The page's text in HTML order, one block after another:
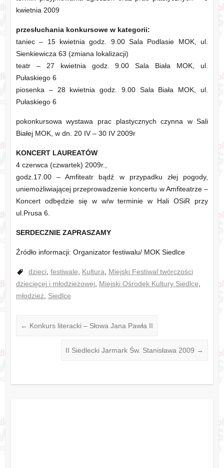
kwietnia 2009
przesłuchania konkursowe w kategorii:
taniec – 15 kwietnia godz. 9.00 Sala Podlasie MOK, ul.
Sienkiewicza 63 (zmiana lokalizacji)
teatr – 27 kwietnia godz. 9.00 Sala Biała MOK, ul.
Pułaskiego 6
piosenka – 28 kwietnia godz. 9.00 Sala Biała MOK, ul.
Pułaskiego 6
pokonkursowa wystawa prac plastycznych czynna w Sali
Białej MOK, w dn. 20 IV – 30 IV 2009r
KONCERT LAUREATÓW
4 czerwca (czwartek) 2009r.,
godz.17.00 – Amfiteatr bądź w przypadku złej pogody,
uniemożliwiającej przeprowadzenie koncertu w Amfiteatrze –
Koncert odbędzie się w w/w terminie w Hali OSiR przy
ul.Prusa 6.
SERDECZNIE ZAPRASZAMY
Źródło informacji: Organizator festiwalu/ MOK Siedlce
dzieci, festiwale, Kultura, Miejski Festiwal twórczości
dziecięcej i młodzieżowej, Miejski Ośrodek Kultury Siedlce,
młodzież, Siedlce
← Konkurs literacki – Słowa Jana Pawła II
II Siedlecki Jarmark Św. Stanisława 2009 →